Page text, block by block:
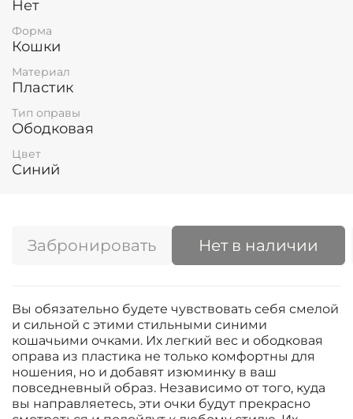
Нет
Форма
Кошки
Материал
Пластик
Тип оправы
Ободковая
Цвет
Синий
Забронировать Нет в наличии
Вы обязательно будете чувствовать себя смелой
и сильной с этими стильными синими
кошачьими очками. Их легкий вес и ободковая
оправа из пластика не только комфортны для
ношения, но и добавят изюминку в ваш
повседневный образ. Независимо от того, куда
вы направляетесь, эти очки будут прекрасно